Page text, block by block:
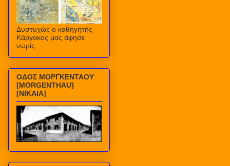
Δυστυχώς ο καθηγητής
Κάργακος μας άφησε
νωρίς.
ΟΔΟΣ ΜΟΡΓΚΕΝΤΑΟΥ
[MORGENTHAU]
[ΝΙΚΑΙΑ]